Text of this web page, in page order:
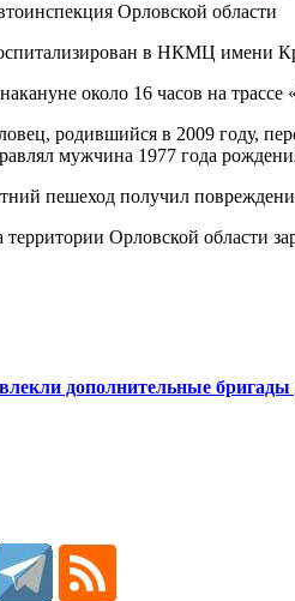
Орловской области
в НКМЦ имени
около 16 часов на
родившийся в 2009 году,
мужчина 1977 года
пешеход получил
территории Орловской области
дополнительные бригады